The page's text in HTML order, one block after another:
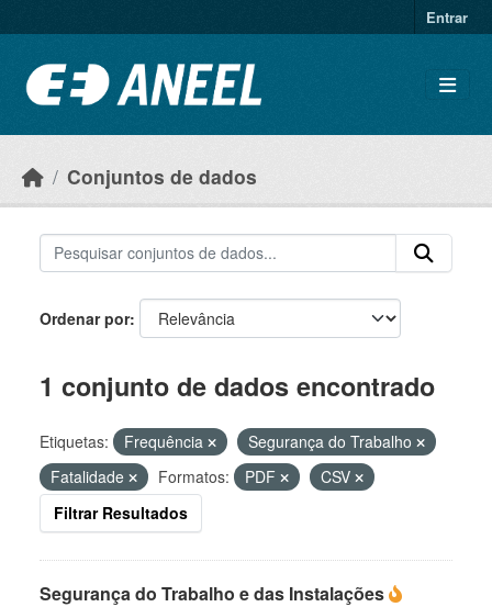
Entrar
Conjuntos de dados
Ordenar por
1 conjunto de dados encontrado
Etiquetas: Frequência
Segurança do Trabalho
Fatalidade
Formatos: PDF
CSV
Filtrar Resultados
Segurança do Trabalho e das Instalações